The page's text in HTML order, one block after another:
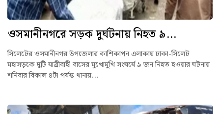
ওসমানীনগরে সড়ক দুর্ঘটনায় নিহত ৯...
সিলেটের ওসমানীনগর উপজেলার কাশিকাপন এলাকায় ঢাকা-সিলেট
মহাসড়কে দুটি যাত্রীবাহী বাসের মুখোমুখি সংঘর্ষে ৯ জন নিহত হওয়ার ঘটনায়
শনিবার বিকাল ৪টা পর্যন্ত থানায়...